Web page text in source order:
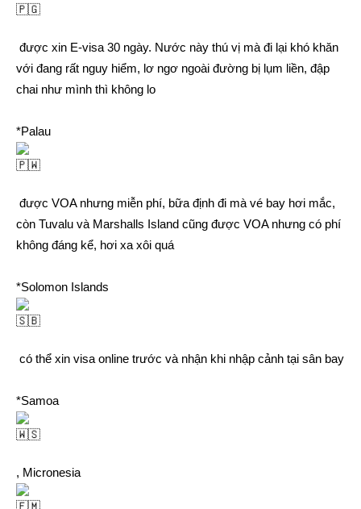
được xin E-visa 30 ngày. Nước này thú vị mà đi lại khó khăn
với đang rất nguy hiểm, lơ ngơ ngoài đường bị lụm liền, đập
chai như mình thì không lo
*Palau
được VOA nhưng miễn phí, bữa định đi mà vé bay hơi mắc,
còn Tuvalu và Marshalls Island cũng được VOA nhưng có phí
không đáng kể, hơi xa xôi quá
*Solomon Islands
có thể xin visa online trước và nhận khi nhập cảnh tại sân bay
*Samoa
, Micronesia